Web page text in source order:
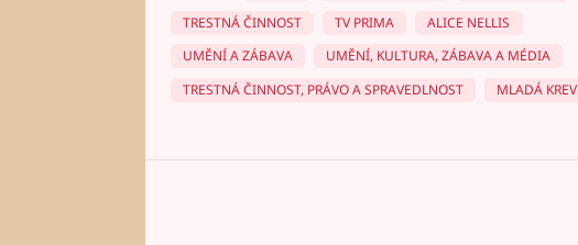
TRESTNÁ ČINNOST
TV PRIMA
ALICE NELLIS
UMĚNÍ A ZÁBAVA
UMĚNÍ, KULTURA, ZÁBAVA A MÉDIA
TRESTNÁ ČINNOST, PRÁVO A SPRAVEDLNOST
MLADÁ KREV